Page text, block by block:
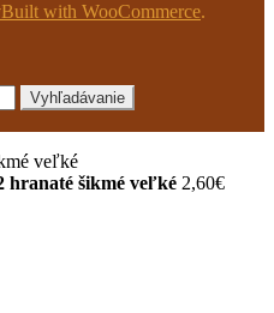
Built with WooCommerce.
Vyhľadávanie
hranaté šikmé veľké 2,60€